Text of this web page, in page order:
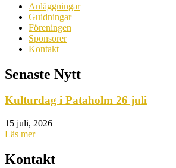
Anläggningar
Guidningar
Föreningen
Sponsorer
Kontakt
Senaste Nytt
Kulturdag i Pataholm 26 juli
15 juli, 2026
Läs mer
Kontakt